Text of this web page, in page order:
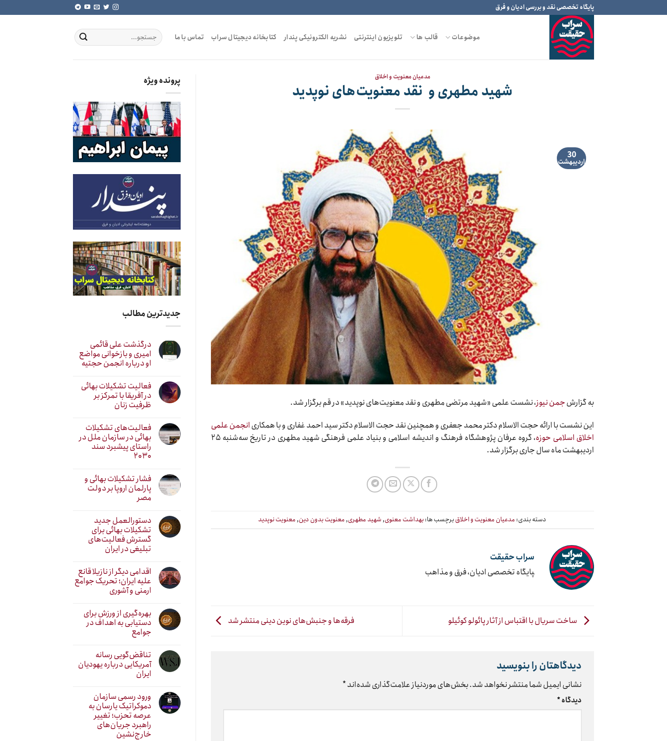
to
پایگاه تخصصی نقد و بررسی ادیان و فرق
موضوعات قالب ها تلویزیون اینترنتی نشریه الکترونیکی پندار کتابخانه دیجیتال سراب تماس با ما
مدعیان معنویت و اخلاق
شهید مطهری و نقد معنویت‌های نوپدید
30
اردیبهشت
به گزارشجمن نیوز، نشست علمی «شهید مرتضی مطهری و نقد معنویتهای نوپدید» در قم برگزار شد.
این نشست با ارائه حجت الاسلام دکتر محمد جعفری و همچنین نقد حجت الاسلام دکتر سید احمد غفاری و با همکاریانجمن علمی
اخلاق اسلامی حوزه، گروه عرفان پژوهشگاه فرهنگ و اندیشه اسلامی و بنیاد علمی فرهنگی شهید مطهری در تاریخ سه
شنبه ۲۵
اردیبهشت ماه سال جاری برگزار شد.
دسته بندی: مدعیان معنویت و اخلاقبرچسب ها:بهداشت معنوی,شهید مطهری,معنویت بدون دین,معنویت نوپدید
سراب حقیقت
‍پایگاه تخصصی ادیان، فرق و مذاهب
ساخت سریال با اقتباس از آثار پائولو کوئیلو فرقه‌ها و جنبش‌های نوین دینی منتشر شد
دیدگاهتان را بنویسید
نشانی ایمیل شما منتشر نخواهد شد.بخش‌های موردنیاز علامت‌گذاری شده‌اند*
دیدگاه*
پرونده ویژه
جدیدترین مطالب
درگذشت علی قائمی
امیری و بازخوانی مواضع
او درباره انجمن حجتیه
فعالیت تشکیلات بهائی
در آفریقا با تمرکز بر
ظرفیت زنان
فعالیت‌های تشکیلات
بهائی در سازمان ملل در
راستای پیشبرد سند
۲۰۳۰
فشار تشکیلات بهائی و
پارلمان اروپا بر دولت
مصر
دستورالعمل جدید
تشکیلات بهائی برای
گسترش فعالیت‌های
تبلیغی در ایران
اقدامی دیگر از نازیلا قانع
علیه ایران؛ تحریک جوامع
ارمنی و آشوری
بهره‌گیری از ورزش برای
دستیابی به اهداف در
جوامع
تناقض‌گویی رسانه
آمریکایی درباره یهودیان
ایران
ورود رسمی سازمان
دموکراتیک یارسان به
عرصه تحزب؛ تغییر
راهبرد جریان‌های
خارج‌نشین